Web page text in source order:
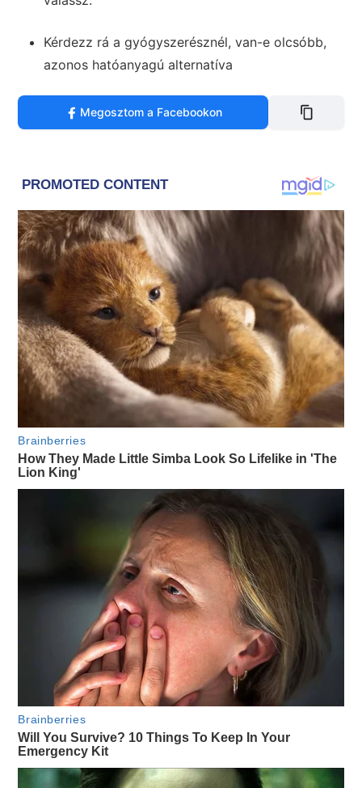
Kérdezz rá a gyógyszerésznél, van-e olcsóbb,
azonos hatóanyagú alternatíva
Megosztom a Facebookon